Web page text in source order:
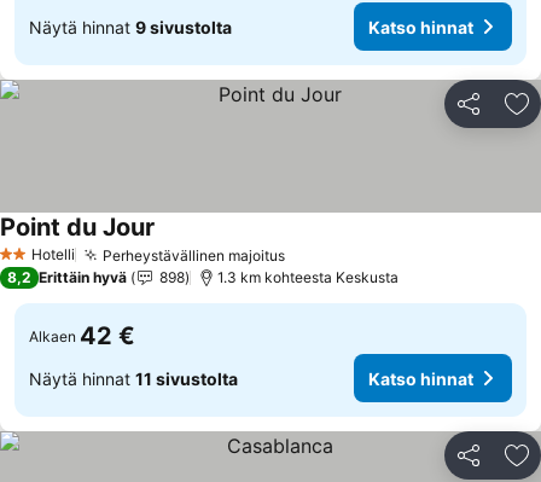
Näytä hinnat 9 sivustolta Katso hinnat
Jaa
2 Tähtiluokitus
Hotelli Perheystävällinen majoitusKatso hinnat
Point du Jour
8,2 Erittäin hyvä 898 1.3 km kohteesta Keskusta
Alkaen 42 €
Näytä hinnat 11 sivustolta Katso hinnat
Jaa